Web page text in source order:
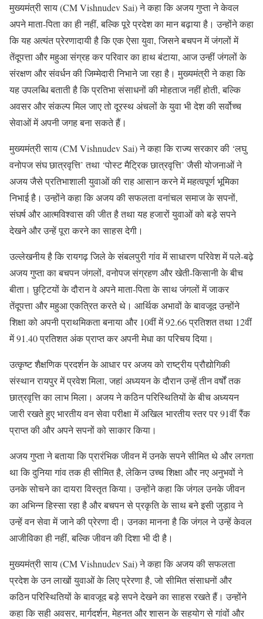
मुख्यमंत्री साय (CM Vishnudev Sai) ने कहा कि अजय गुप्ता ने केवल
अपने माता-पिता का ही नहीं, बल्कि पूरे प्रदेश का मान बढ़ाया है। उन्होंने कहा
कि यह अत्यंत प्रेरणादायी है कि एक ऐसा युवा, जिसने बचपन में जंगलों में
तेंदूपत्ता और महुआ संग्रह कर परिवार का हाथ बंटाया, आज उन्हीं जंगलों के
संरक्षण और संवर्धन की जिम्मेदारी निभाने जा रहा है। मुख्यमंत्री ने कहा कि
यह उपलब्धि बताती है कि प्रतिभा संसाधनों की मोहताज नहीं होती, बल्कि
अवसर और संकल्प मिल जाए तो दूरस्थ अंचलों के युवा भी देश की सर्वोच्च
सेवाओं में अपनी जगह बना सकते हैं।
मुख्यमंत्री साय (CM Vishnudev Sai) ने कहा कि राज्य सरकार की ‘लघु
वनोपज संघ छात्रवृत्ति’ तथा ‘पोस्ट मैट्रिक छात्रवृत्ति’ जैसी योजनाओं ने
अजय जैसे प्रतिभाशाली युवाओं की राह आसान करने में महत्वपूर्ण भूमिका
निभाई है। उन्होंने कहा कि अजय की सफलता वनांचल समाज के सपनों,
संघर्ष और आत्मविश्वास की जीत है तथा यह हजारों युवाओं को बड़े सपने
देखने और उन्हें पूरा करने का साहस देगी।
उल्लेखनीय है कि रायगढ़ जिले के संबलपुरी गांव में साधारण परिवेश में पले-बढ़े
अजय गुप्ता का बचपन जंगलों, वनोपज संग्रहण और खेती-किसानी के बीच
बीता। छुट्टियों के दौरान वे अपने माता-पिता के साथ जंगलों में जाकर
तेंदूपत्ता और महुआ एकत्रित करते थे। आर्थिक अभावों के बावजूद उन्होंने
शिक्षा को अपनी प्राथमिकता बनाया और 10वीं में 92.66 प्रतिशत तथा 12वीं
में 91.40 प्रतिशत अंक प्राप्त कर अपनी मेधा का परिचय दिया।
उत्कृष्ट शैक्षणिक प्रदर्शन के आधार पर अजय को राष्ट्रीय प्रौद्योगिकी
संस्थान रायपुर में प्रवेश मिला, जहां अध्ययन के दौरान उन्हें तीन वर्षों तक
छात्रवृत्ति का लाभ मिला। अजय ने कठिन परिस्थितियों के बीच अध्ययन
जारी रखते हुए भारतीय वन सेवा परीक्षा में अखिल भारतीय स्तर पर 91वीं रैंक
प्राप्त की और अपने सपनों को साकार किया।
अजय गुप्ता ने बताया कि प्रारंभिक जीवन में उनके सपने सीमित थे और लगता
था कि दुनिया गांव तक ही सीमित है, लेकिन उच्च शिक्षा और नए अनुभवों ने
उनके सोचने का दायरा विस्तृत किया। उन्होंने कहा कि जंगल उनके जीवन
का अभिन्न हिस्सा रहा है और बचपन से प्रकृति के साथ बने इसी जुड़ाव ने
उन्हें वन सेवा में जाने की प्रेरणा दी। उनका मानना है कि जंगल ने उन्हें केवल
आजीविका ही नहीं, बल्कि जीवन की दिशा भी दी है।
मुख्यमंत्री साय (CM Vishnudev Sai) ने कहा कि अजय की सफलता
प्रदेश के उन लाखों युवाओं के लिए प्रेरणा है, जो सीमित संसाधनों और
कठिन परिस्थितियों के बावजूद बड़े सपने देखने का साहस रखते हैं। उन्होंने
कहा कि सही अवसर, मार्गदर्शन, मेहनत और शासन के सहयोग से गांवों और